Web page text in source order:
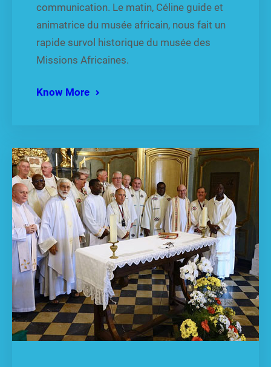
communication. Le matin, Céline guide et
animatrice du musée africain, nous fait un
rapide survol historique du musée des
Missions Africaines.
Know More